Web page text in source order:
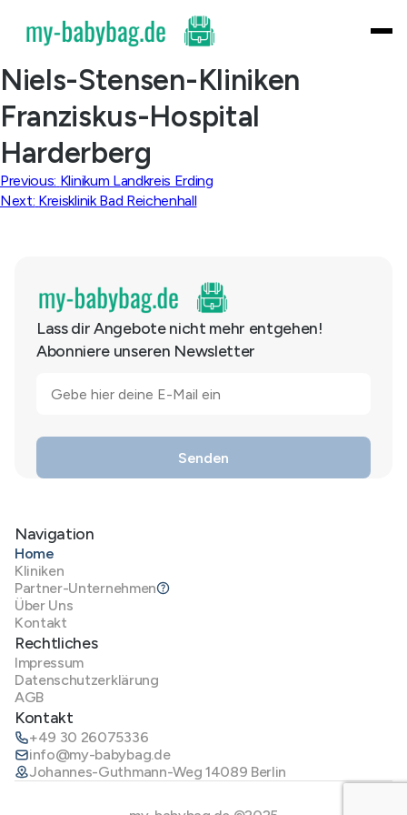
content
Niels-Stensen-Kliniken
Franziskus-Hospital
Harderberg
Beitragsnavigation
Previous: Klinikum Landkreis Erding
Next: Kreisklinik Bad Reichenhall
Lass dir Angebote nicht mehr entgehen!
Abonniere unseren Newsletter
Navigation
Home
Kliniken
Partner-Unternehmen
Über Uns
Kontakt
Rechtliches
Impressum
Datenschutzerklärung
AGB
Kontakt
+49 30 26075336
info@my-babybag.de
Johannes-Guthmann-Weg 14089 Berlin